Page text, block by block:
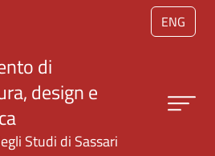
Salta al contenuto principale
ENG
di
design e
Studi di Sassari